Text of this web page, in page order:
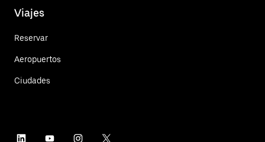
Viajes
Reservar
Aeropuertos
Ciudades